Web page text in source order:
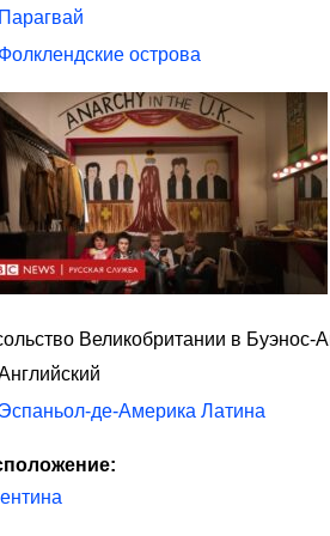
Парагвай
Фолклендские острова
Великобритании в Буэнос-
Эспаньол-де-Америка Латина